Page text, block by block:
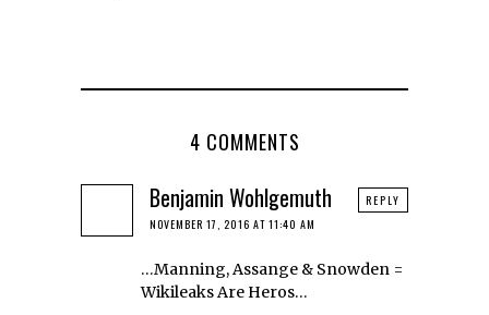
4 COMMENTS
Benjamin Wohlgemuth
NOVEMBER 17, 2016 AT 11:40 AM
…Manning, Assange & Snowden =
Wikileaks Are Heros…
REPLY